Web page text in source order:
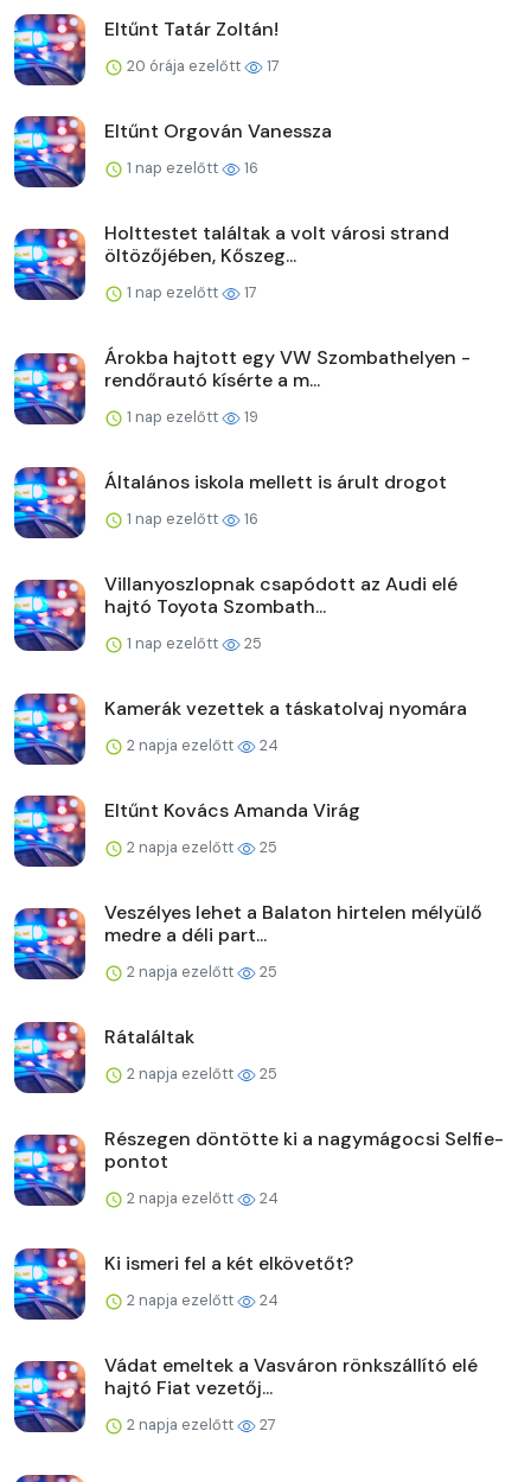
Eltűnt Tatár Zoltán!
20 órája ezelőtt 17
Eltűnt Orgován Vanessza
1 nap ezelőtt 16
Holttestet találtak a volt városi strand
öltözőjében, Kőszeg...
1 nap ezelőtt 17
Árokba hajtott egy VW Szombathelyen -
rendőrautó kísérte a m...
1 nap ezelőtt 19
Általános iskola mellett is árult drogot
1 nap ezelőtt 16
Villanyoszlopnak csapódott az Audi elé
hajtó Toyota Szombath...
1 nap ezelőtt 25
Kamerák vezettek a táskatolvaj nyomára
2 napja ezelőtt 24
Eltűnt Kovács Amanda Virág
2 napja ezelőtt 25
Veszélyes lehet a Balaton hirtelen mélyülő
medre a déli part...
2 napja ezelőtt 25
Rátaláltak
2 napja ezelőtt 25
Részegen döntötte ki a nagymágocsi Selfie-
pontot
2 napja ezelőtt 24
Ki ismeri fel a két elkövetőt?
2 napja ezelőtt 24
Vádat emeltek a Vasváron rönkszállító elé
hajtó Fiat vezetőj...
2 napja ezelőtt 27